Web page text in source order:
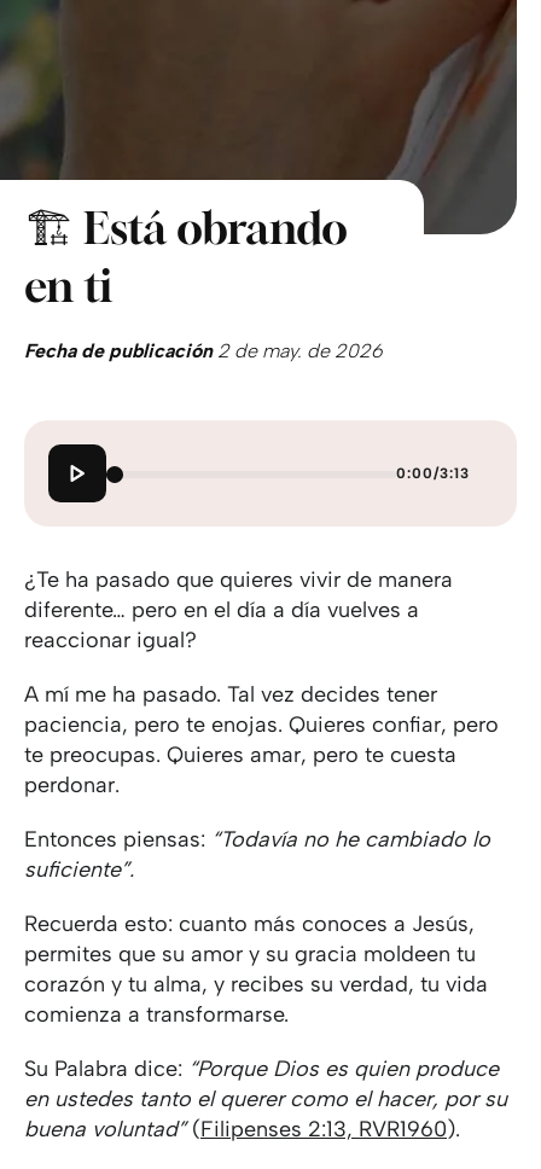
🏗️ Está obrando
en ti
Fecha de publicación2 de may. de 2026
0:00/3:13
¿Te ha pasado que quieres vivir de manera
diferente… pero en el día a día vuelves a
reaccionar igual?
A mí me ha pasado. Tal vez decides tener
paciencia, pero te enojas. Quieres confiar, pero
te preocupas. Quieres amar, pero te cuesta
perdonar.
Entonces piensas: “Todavía no he cambiado lo
suficiente”.
Recuerda esto: cuanto más conoces a Jesús,
permites que su amor y su gracia moldeen tu
corazón y tu alma, y recibes su verdad, tu vida
comienza a transformarse.
Su Palabra dice: “Porque Dios es quien produce
en ustedes tanto el querer como el hacer, por su
buena voluntad”(Filipenses 2:13, RVR1960).